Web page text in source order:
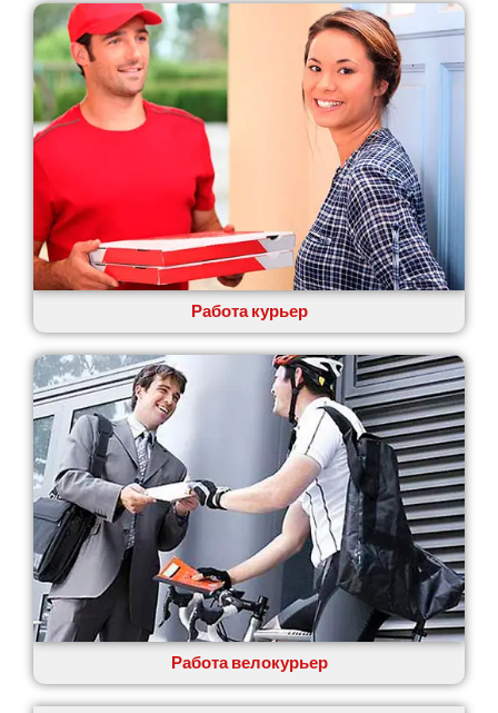
Каменец-Подольский
Каменка
Каменское
Канев
Казатин
Киев
Коцюбинское
Конотоп
Коростень
Корсунь-Шевченковский
Ковель
Козин
Красноград
Кременчуг
Кременец
Кривой Рог
Кролевец
Кропивницкий
Крыховцы
Крюковщина
Крыжановка
Ладыжин
Лесники
Лозовая
Работа курьер
Работа велокурьер